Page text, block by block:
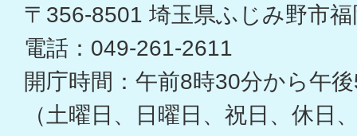
〒356-8501 埼玉県ふじみ野市
電話：049-261-2611
開庁時間：午前8時30分から午
（土曜日、日曜日、祝日、休日